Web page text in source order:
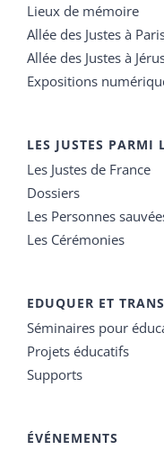
Lieux de mémoire
Allée des Justes à
Allée des Justes à
Expositions
LES JUSTES PARMI
Les Justes de France
Dossiers
Les Personnes
Les Cérémonies
EDUQUER ET
Séminaires pour
Projets éducatifs
Supports
ÉVÉNEMENTS